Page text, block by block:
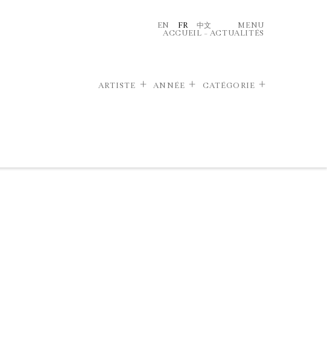
EN FR 中文
MENU
ACCUEIL – ACTUALITÉS
ARTISTE ANNÉE CATÉGORIE